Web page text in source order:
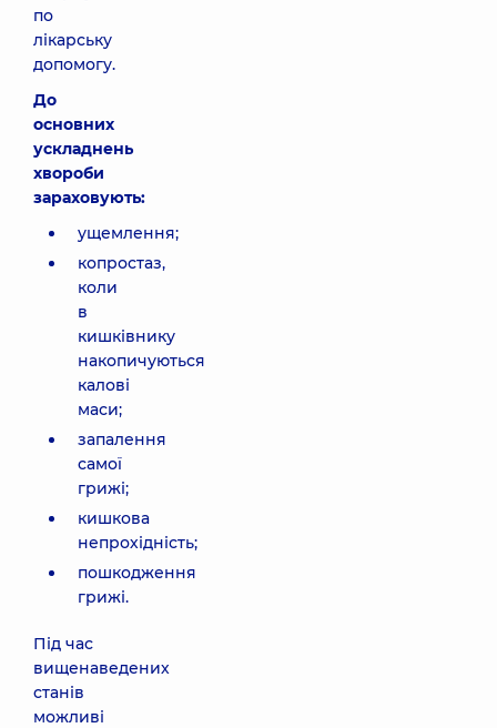
по
лікарську
допомогу.
До
основних
ускладнень
хвороби
зараховують:
ущемлення;
копростаз,
коли
в
кишківнику
накопичуються
калові
маси;
запалення
самої
грижі;
кишкова
непрохідність;
пошкодження
грижі.
Під час
вищенаведених
станів
можливі